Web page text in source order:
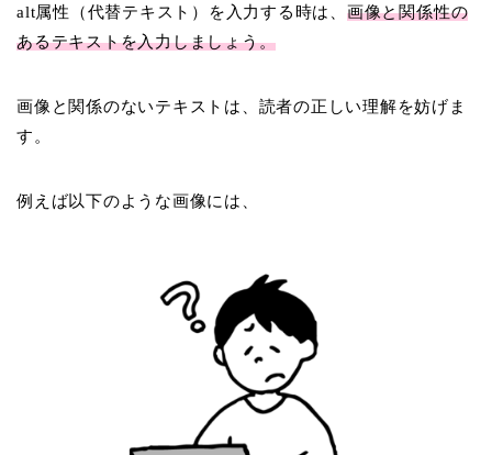
alt属性（代替テキスト）を入力する時は、 画像と関係性の
あるテキストを入力しましょう。
画像と関係のないテキストは、読者の正しい理解を妨げま
す。
例えば以下のような画像には、